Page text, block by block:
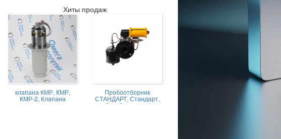
Хиты продаж
клапана КМР, КМР,
КМР-2, Клапана
магниторегулируемые
Пробоотборник
СТАНДАРТ, Стандарт,
пробоотборник нефти,